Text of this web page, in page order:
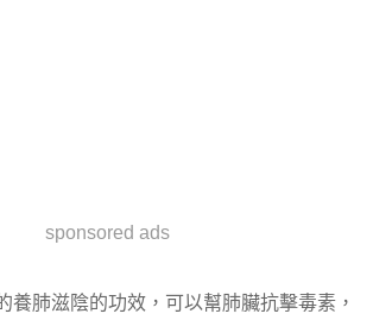
sponsored ads
養肺滋陰的功效，可以幫肺臟抗擊毒素，